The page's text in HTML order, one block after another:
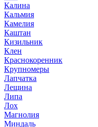
Калина
Кальмия
Камелия
Каштан
Кизильник
Клен
Краснокоренник
Крупномеры
Лапчатка
Лещина
Липа
Лох
Магнолия
Миндаль